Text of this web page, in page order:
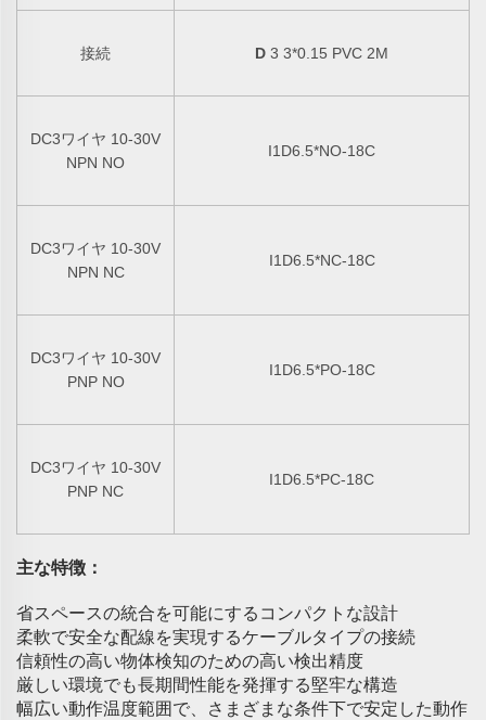
接続 D 3 3*0.15 PVC 2M
DC3ワイヤ 10-30V
NPN NO
I1D6.5*NO-18C
DC3ワイヤ 10-30V
NPN NC
I1D6.5*NC-18C
DC3ワイヤ 10-30V
PNP NO
I1D6.5*PO-18C
DC3ワイヤ 10-30V
PNP NC
I1D6.5*PC-18C
主な特徴：
省スペースの統合を可能にするコンパクトな設計
柔軟で安全な配線を実現するケーブルタイプの接続
信頼性の高い物体検知のための高い検出精度
厳しい環境でも長期間性能を発揮する堅牢な構造
幅広い動作温度範囲で、さまざまな条件下で安定した動作